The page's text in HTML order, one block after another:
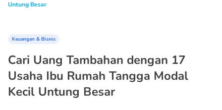
Untung Besar
Keuangan & Bisnis
Cari Uang Tambahan dengan 17
Usaha Ibu Rumah Tangga Modal
Kecil Untung Besar